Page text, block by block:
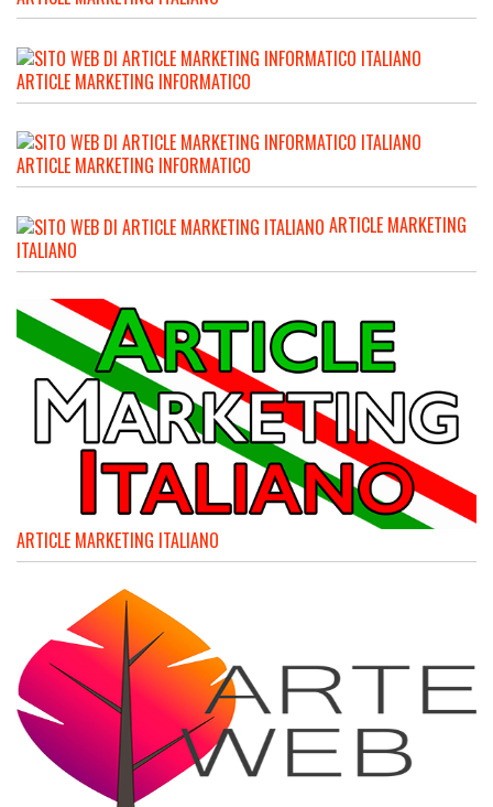
ARTICLE MARKETING INFORMATICO
ARTICLE MARKETING INFORMATICO
ARTICLE MARKETING
ITALIANO
ARTICLE MARKETING ITALIANO